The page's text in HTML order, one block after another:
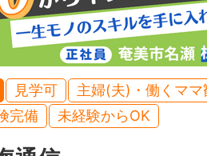
見学可
主婦(夫)・働くママ
完備
未経験からOK